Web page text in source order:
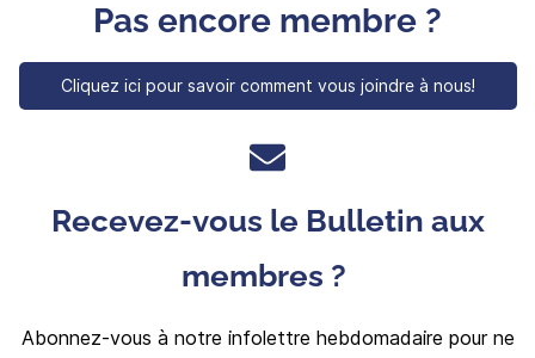
Pas encore membre ?
Cliquez ici pour savoir comment vous joindre à nous!
Recevez-vous le Bulletin aux
membres ?
Abonnez-vous à notre infolettre hebdomadaire pour ne